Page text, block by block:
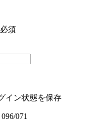
必須
イン状態を保存
071